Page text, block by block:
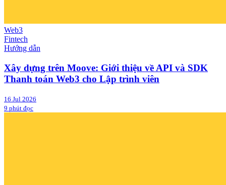
Web3
Fintech
Hướng dẫn
Xây dựng trên Moove: Giới thiệu về API và SDK
Thanh toán Web3 cho Lập trình viên
16 Jul 2026
9 phút đọc